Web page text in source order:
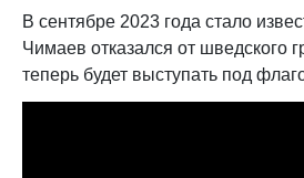
В сентябре 2023 года стало
Чимаев отказался от шведского
теперь будет выступать под